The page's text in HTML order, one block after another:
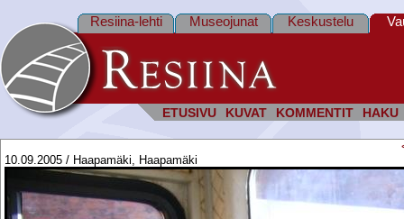
ETUSIVU KUVAT KOMMENTIT HAKU
Resiina-lehti Museojunat Keskustelu
10.09.2005 / Haapamäki, Haapamäki